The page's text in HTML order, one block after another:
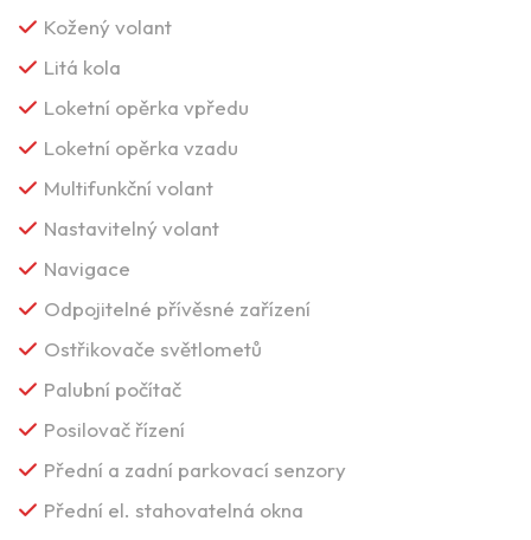
Kožený volant
Litá kola
Loketní opěrka vpředu
Loketní opěrka vzadu
Multifunkční volant
Nastavitelný volant
Navigace
Odpojitelné přívěsné zařízení
Ostřikovače světlometů
Palubní počítač
Posilovač řízení
Přední a zadní parkovací senzory
Přední el. stahovatelná okna